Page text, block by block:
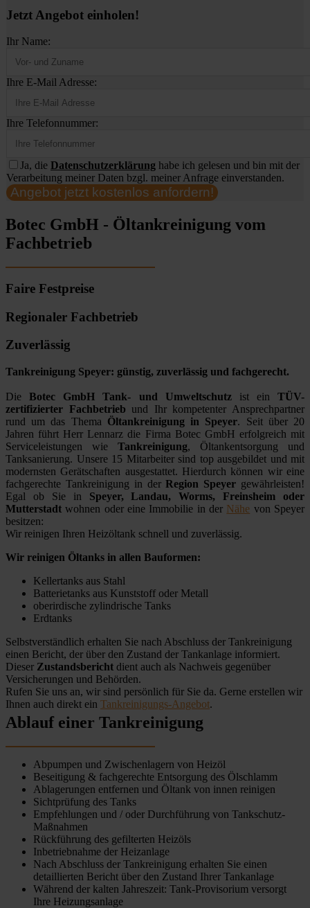
Jetzt Angebot einholen!
Ihr Name:
Ihre E-Mail Adresse:
Ihre Telefonnummer:
Ja, die Datenschutzerklärung habe ich gelesen und bin mit der
Verarbeitung meiner Daten bzgl. meiner Anfrage einverstanden.
Angebot jetzt kostenlos anfordern!
Botec GmbH - Öltankreinigung vom
Fachbetrieb
Faire Festpreise
Regionaler Fachbetrieb
Zuverlässig
Tankreinigung Speyer: günstig, zuverlässig und fachgerecht.
DieBotec GmbH Tank- und Umweltschutzist ein TÜV-
zertifizierter Fachbetrieb und Ihr kompetenter Ansprechpartner
rund um das Thema Öltankreinigung in Speyer. Seit über 20
Jahren führt Herr Lennarz die Firma Botec GmbH erfolgreich mit
Serviceleistungen wie Tankreinigung, Öltankentsorgung und
Tanksanierung. Unsere 15 Mitarbeiter sind top ausgebildet und mit
modernsten Gerätschaften ausgestattet. Hierdurch können wir eine
fachgerechte Tankreinigung in derRegion Speyer gewährleisten!
Egal ob Sie in Speyer, Landau, Worms, Freinsheim oder
Mutterstadt wohnen oder eine Immobilie in der Nähe von Speyer
besitzen:
Wir reinigen Ihren Heizöltank schnell und zuverlässig.
Wir reinigen Öltanks in allen Bauformen:
Kellertanks aus Stahl
Batterietanks aus Kunststoff oder Metall
oberirdische zylindrische Tanks
Erdtanks
Selbstverständlich erhalten Sie nach Abschluss der Tankreinigung
einen Bericht, der über den Zustand der Tankanlage informiert.
Dieser Zustandsbericht dient auch als Nachweis gegenüber
Versicherungen und Behörden.
Rufen Sie uns an, wir sind persönlich für Sie da. Gerne erstellen wir
Ihnen auch direkt ein Tankreinigungs-Angebot.
Ablauf einer Tankreinigung
Abpumpen und Zwischenlagern von Heizöl
Beseitigung & fachgerechte Entsorgung des Ölschlamm
Ablagerungen entfernen und Öltank von innen reinigen
Sichtprüfung des Tanks
Empfehlungen und / oder Durchführung von Tankschutz-
Maßnahmen
Rückführung des gefilterten Heizöls
Inbetriebnahme der Heizanlage
Nach Abschluss der Tankreinigung erhalten Sie einen
detaillierten Bericht über den Zustand Ihrer Tankanlage
Während der kalten Jahreszeit: Tank-Provisorium versorgt
Ihre Heizungsanlage